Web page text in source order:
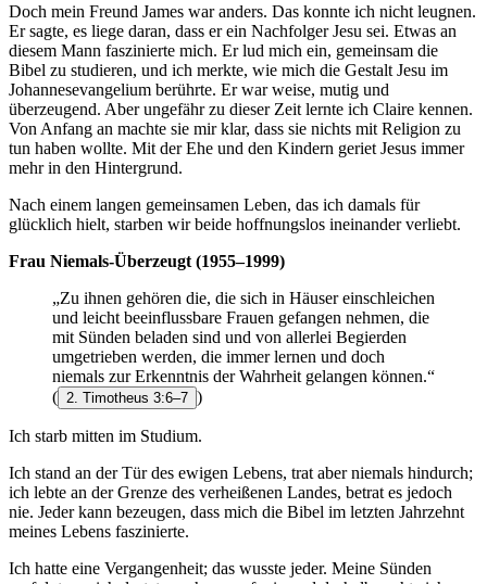
Doch mein Freund James war anders. Das konnte ich nicht leugnen.
Er sagte, es liege daran, dass er ein Nachfolger Jesu sei. Etwas an
diesem Mann faszinierte mich. Er lud mich ein, gemeinsam die
Bibel zu studieren, und ich merkte, wie mich die Gestalt Jesu im
Johannesevangelium berührte. Er war weise, mutig und
überzeugend. Aber ungefähr zu dieser Zeit lernte ich Claire kennen.
Von Anfang an machte sie mir klar, dass sie nichts mit Religion zu
tun haben wollte. Mit der Ehe und den Kindern geriet Jesus immer
mehr in den Hintergrund.
Nach einem langen gemeinsamen Leben, das ich damals für
glücklich hielt, starben wir beide hoffnungslos ineinander verliebt.
Frau Niemals-Überzeugt (1955–1999)
„Zu ihnen gehören die, die sich in Häuser einschleichen
und leicht beeinflussbare Frauen gefangen nehmen, die
mit Sünden beladen sind und von allerlei Begierden
umgetrieben werden, die immer lernen und doch
niemals zur Erkenntnis der Wahrheit gelangen können.“
( 2. Timotheus 3:6–7 )
Ich starb mitten im Studium.
Ich stand an der Tür des ewigen Lebens, trat aber niemals hindurch;
ich lebte an der Grenze des verheißenen Landes, betrat es jedoch
nie. Jeder kann bezeugen, dass mich die Bibel im letzten Jahrzehnt
meines Lebens faszinierte.
Ich hatte eine Vergangenheit; das wusste jeder. Meine Sünden